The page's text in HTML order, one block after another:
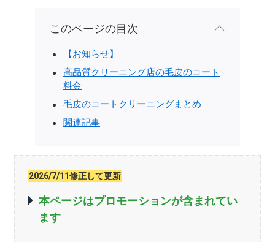
このページの目次
【お知らせ】
高品質クリーニング店の毛皮のコート
料金
毛皮のコートクリーニングまとめ
関連記事
2026/7/11修正して更新
本ページはプロモーションが含まれてい
ます